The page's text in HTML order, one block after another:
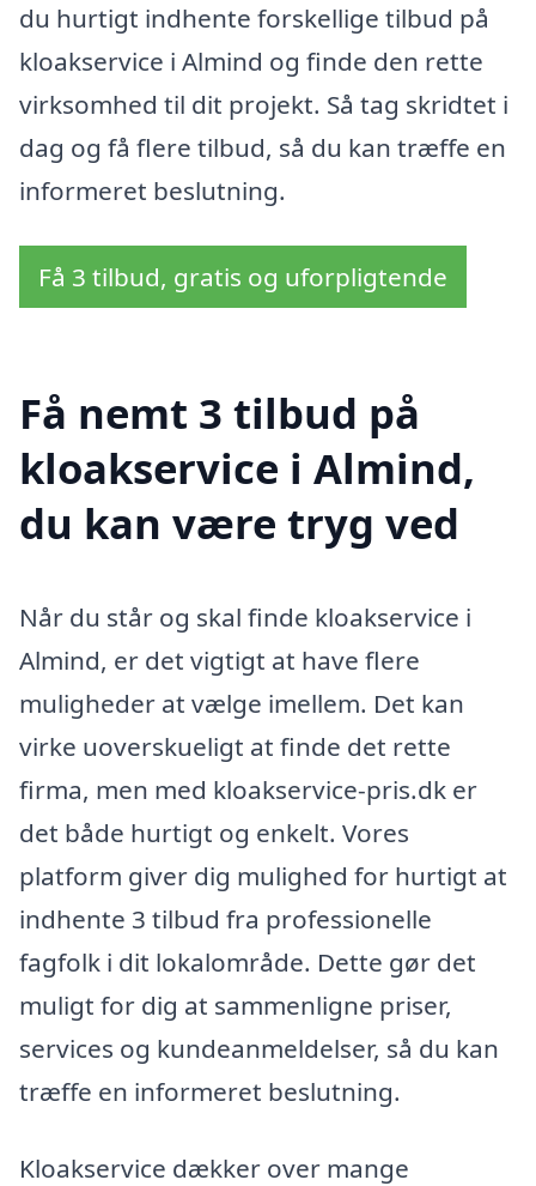
du hurtigt indhente forskellige tilbud på
kloakservice i Almind og finde den rette
virksomhed til dit projekt. Så tag skridtet i
dag og få flere tilbud, så du kan træffe en
informeret beslutning.
Få 3 tilbud, gratis og uforpligtende
Få nemt 3 tilbud på
kloakservice i Almind,
du kan være tryg ved
Når du står og skal finde kloakservice i
Almind, er det vigtigt at have flere
muligheder at vælge imellem. Det kan
virke uoverskueligt at finde det rette
firma, men med kloakservice-pris.dk er
det både hurtigt og enkelt. Vores
platform giver dig mulighed for hurtigt at
indhente 3 tilbud fra professionelle
fagfolk i dit lokalområde. Dette gør det
muligt for dig at sammenligne priser,
services og kundeanmeldelser, så du kan
træffe en informeret beslutning.
Kloakservice dækker over mange